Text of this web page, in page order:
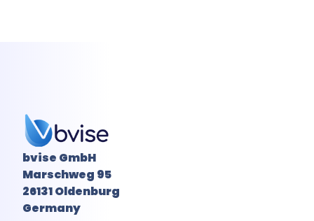
bvise GmbH
Marschweg 95
26131 Oldenburg
Germany